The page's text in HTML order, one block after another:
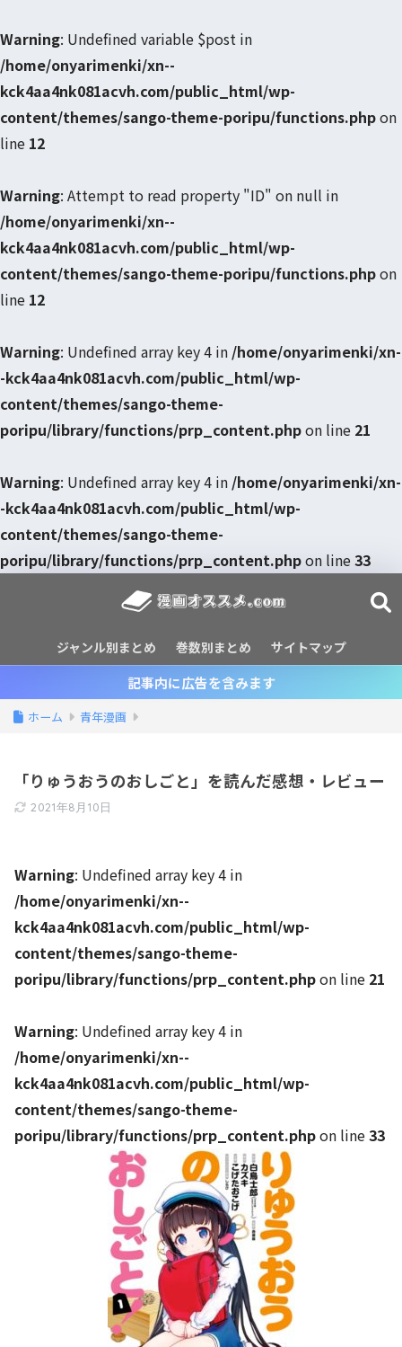
Warning: Undefined variable $post in
/home/onyarimenki/xn--
kck4aa4nk081acvh.com/public_html/wp-
content/themes/sango-theme-poripu/functions.phpon
line 12
Warning: Attempt to read property "ID" on null in
/home/onyarimenki/xn--
kck4aa4nk081acvh.com/public_html/wp-
content/themes/sango-theme-poripu/functions.phpon
line 12
Warning: Undefined array key 4 in /home/onyarimenki/xn-
-kck4aa4nk081acvh.com/public_html/wp-
content/themes/sango-theme-
poripu/library/functions/prp_content.phpon line 21
Warning: Undefined array key 4 in /home/onyarimenki/xn-
-kck4aa4nk081acvh.com/public_html/wp-
content/themes/sango-theme-
poripu/library/functions/prp_content.phpon line33
ジャンル別まとめ 巻数別まとめ サイトマップ
記事内に広告を含みます
ホーム 青年漫画
「りゅうおうのおしごと」を読んだ感想・レビュー
2021年8月10日
Warning: Undefined array key 4 in
/home/onyarimenki/xn--
kck4aa4nk081acvh.com/public_html/wp-
content/themes/sango-theme-
poripu/library/functions/prp_content.phpon line 21
Warning: Undefined array key 4 in
/home/onyarimenki/xn--
kck4aa4nk081acvh.com/public_html/wp-
content/themes/sango-theme-
poripu/library/functions/prp_content.phpon line33